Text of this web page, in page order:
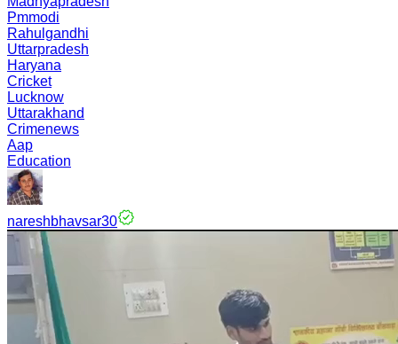
Pmmodi
Rahulgandhi
Uttarpradesh
Haryana
Cricket
Lucknow
Uttarakhand
Crimenews
Aap
Education
nareshbhavsar30